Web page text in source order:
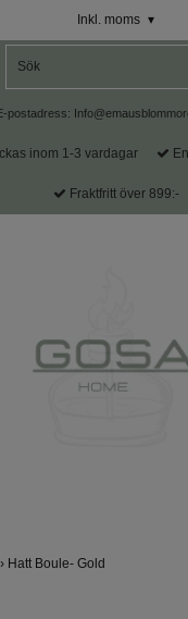
Inkl. moms ▾
postadress:
inom 1-3 vardagar
Fraktfritt över 899:-
› Hatt Boule- Gold